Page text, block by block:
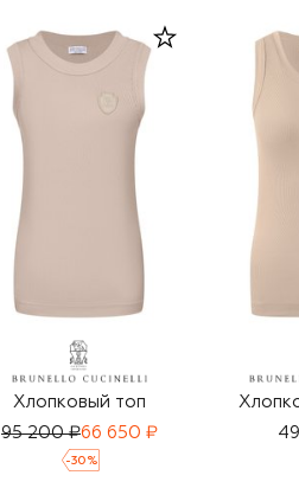
Хлопковый топ
95 200 ₽66 650 ₽
-30 %